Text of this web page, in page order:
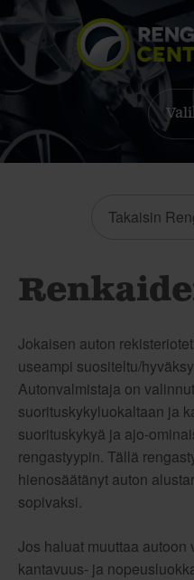
Takaisin
Jokaisen auton
useampi suositeltu/
Autonvalmistaja on
suorituskykyluokaltaan ja
suorituskykyä ja ajo-
rengastyypin. Tällä
hienosäätänyt auton
sopivaksi.
Jos haluat muuttaa autoon
kantavuus- ja